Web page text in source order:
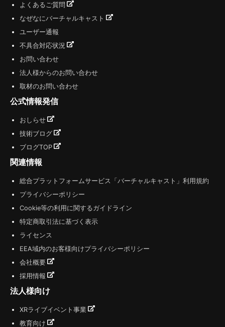
よくあるご質問
なぜなにバーチャルキャスト
ユーザー通報
不具合対応状況
お問い合わせ
法人様からのお問い合わせ
取材のお問い合わせ
公式情報発信
おしらせ
技術ブログ
ブログTOP
関連情報
総合プラットフォームサービス「バーチャルキャスト」利用規約
プライバシーポリシー
Cookie等の利用に関するガイドライン
特定商取引法に基づく表示
ライセンス
EEA域内のお客様向けプライバシーポリシー
会社概要
採用情報
法人様向け
XRライブイベント事業
教育向け